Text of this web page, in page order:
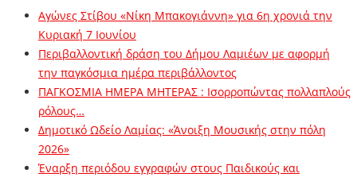
Αγώνες Στίβου «Νίκη Μπακογιάννη» για 6η χρονιά την
Κυριακή 7 Ιουνίου
Περιβαλλοντική δράση του Δήμου Λαμιέων με αφορμή
την παγκόσμια ημέρα περιβάλλοντος
ΠΑΓΚΟΣΜΙΑ ΗΜΕΡΑ ΜΗΤΕΡΑΣ : Ισορροπώντας πολλαπλούς
ρόλους…
Δημοτικό Ωδείο Λαμίας: «Άνοιξη Μουσικής στην πόλη
2026»
Έναρξη περιόδου εγγραφών στους Παιδικούς και